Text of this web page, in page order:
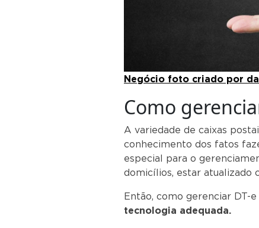
Negócio foto criado por
Como
A variedade de caixas
conhecimento dos fatos
especial para o
domicílios, estar atualizado
Então, como gerenciar DT-
tecnologia adequada.